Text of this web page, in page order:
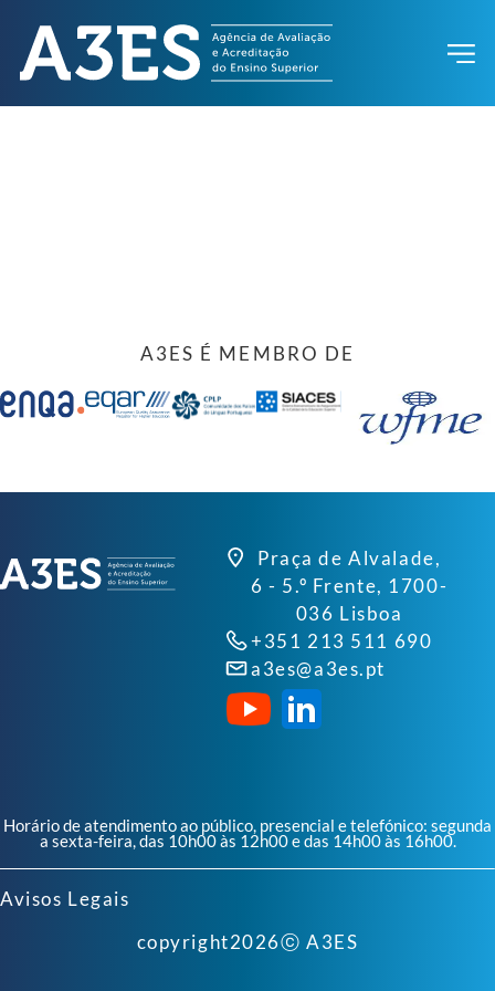
A3ES É MEMBRO DE
Praça de Alvalade,
6 - 5.º Frente, 1700-
036 Lisboa
+351 213 511 690
a3es@a3es.pt
Horário de atendimento ao público, presencial e telefónico: segunda
a sexta-feira, das 10h00 às 12h00 e das 14h00 às 16h00.
Avisos Legais
copyright2026ⓒ A3ES